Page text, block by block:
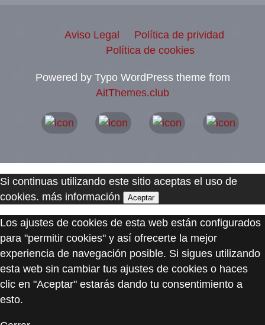
Aviso Legal
Política de prividad
Política de cookies
Powered by Typo WordPress theme from
AitThemes.club
Si continuas utilizando este sitio aceptas el uso de
cookies. más información Aceptar
Los ajustes de cookies de esta web están configurados
para "permitir cookies" y así ofrecerte la mejor
experiencia de navegación posible. Si sigues utilizando
esta web sin cambiar tus ajustes de cookies o haces
clic en "Aceptar" estarás dando tu consentimiento a
esto.